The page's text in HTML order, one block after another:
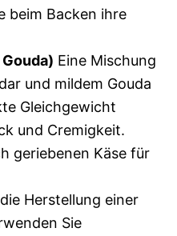
beim Backen ihre
Eine Mischung
und mildem Gouda
Gleichgewicht
und Cremigkeit.
geriebenen Käse für
Herstellung einer
Sie